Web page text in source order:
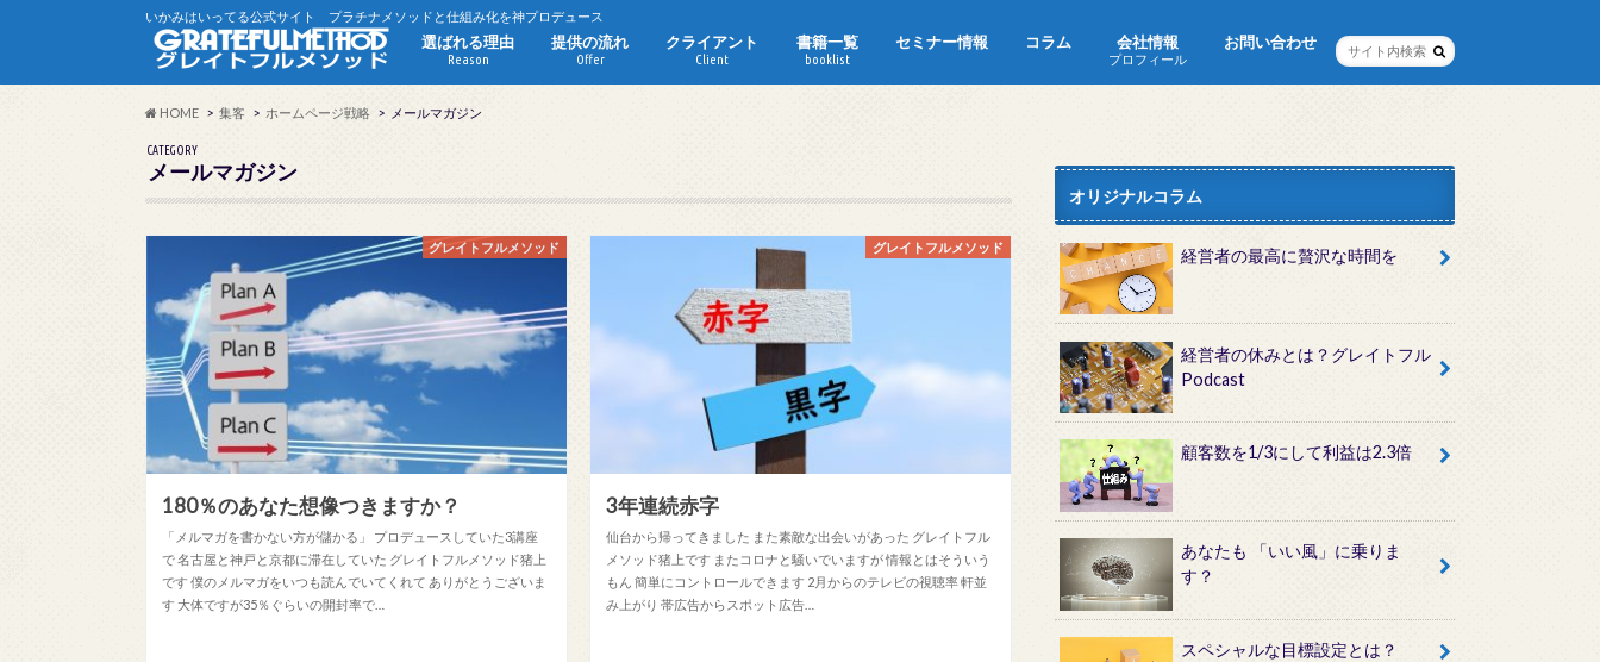
いかみはいってる公式サイト プラチナメソッドと仕組み化を神プロデュース
選ばれる理由
Reason
提供の流れ
Offer
クライアント
Client
書籍一覧
booklist
セミナー情報 コラム 会社情報
プロフィール
お問い合わせ
HOME 集客 ホームページ戦略 メールマガジン
CATEGORY
メールマガジン
グレイトフルメソッド
180％のあなた想像つきますか？
「メルマガを書かない方が儲かる」 プロデュースしていた3講座
で 名古屋と神戸と京都に滞在していた グレイトフルメソッド猪上
です 僕のメルマガをいつも読んでいてくれて ありがとうございま
す 大体ですが35％ぐらいの開封率で…
グレイトフルメソッド
3年連続赤字
仙台から帰ってきました また素敵な出会いがあった グレイトフル
メソッド猪上です またコロナと騒いでいますが 情報とはそういう
もん 簡単にコントロールできます 2月からのテレビの視聴率 軒並
み上がり 帯広告からスポット広告…
オリジナルコラム
経営者の最高に贅沢な時間を
経営者の休みとは？グレイトフル
Podcast
顧客数を1/3にして利益は2.3倍
あなたも 「いい風」に乗りま
す？
スペシャルな目標設定とは？